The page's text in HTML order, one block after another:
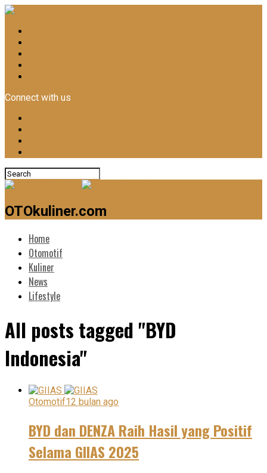
Connect with us
OTOkuliner.com
Home
Otomotif
Kuliner
News
Lifestyle
All posts tagged "BYD
Indonesia"
Otomotif12 bulan ago
BYD dan DENZA Raih Hasil yang Positif
Selama GIIAS 2025